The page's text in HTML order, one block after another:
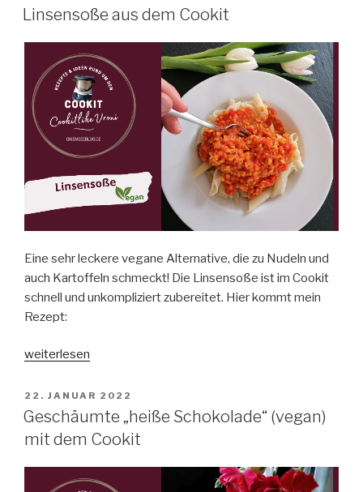
AM
Linsensoße aus dem Cookit
Eine sehr leckere vegane Alternative, die zu Nudeln und
auch Kartoffeln schmeckt! Die Linsensoße ist im Cookit
schnell und unkompliziert zubereitet. Hier kommt mein
Rezept:
„Linsensoße
dem
Cookit“
weiterlesen
VERÖFFENTLICHT
AM
22. JANUAR 2022
Geschäumte „heiße Schokolade“ (vegan)
mit dem Cookit